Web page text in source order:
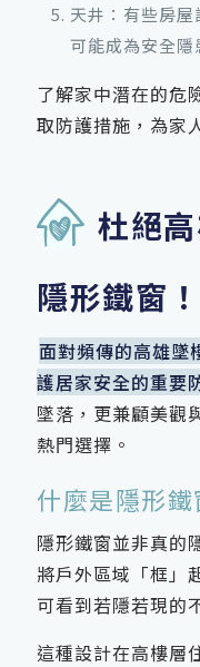
天井：有些房
可能成為安全隱
了解家中潛在的危
取防護措施，為家
杜絕
隱形鐵窗！
面對頻傳的高雄墜
護居家安全的重要
墜落，更兼顧美觀
熱門選擇。
什麼是隱形鐵
隱形鐵窗並非真的
將戶外區域「框」
可看到若隱若現的
這種設計在高樓層